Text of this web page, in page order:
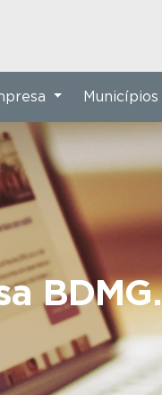
BDMG.
Municípios